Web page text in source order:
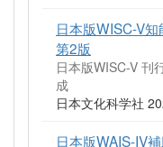
日本版WISC-V
第2版
日本版WISC-V 刊
成
日本文化科学社
日本版WAIS-IV